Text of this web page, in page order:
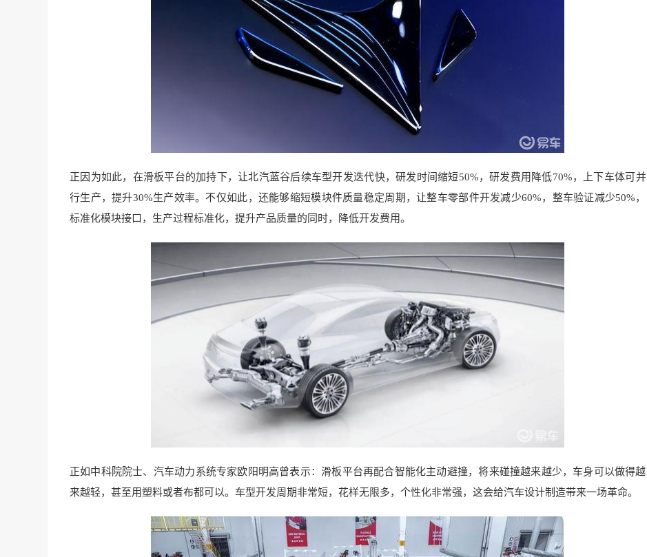
正因为如此，在滑板平台的加持下，让北汽蓝谷后续车型开发迭代快，研发时间缩短50%，研发费用降低70%，上下车体可并
行生产，提升30%生产效率。不仅如此，还能够缩短模块件质量稳定周期，让整车零部件开发减少60%，整车验证减少50%，
标准化模块接口，生产过程标准化，提升产品质量的同时，降低开发费用。
正如中科院院士、汽车动力系统专家欧阳明高曾表示：滑板平台再配合智能化主动避撞，将来碰撞越来越少，车身可以做得越
来越轻，甚至用塑料或者布都可以。车型开发周期非常短，花样无限多，个性化非常强，这会给汽车设计制造带来一场革命。